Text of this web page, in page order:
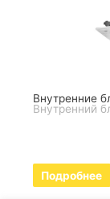
Внутренние
Внутренний
Подробнее